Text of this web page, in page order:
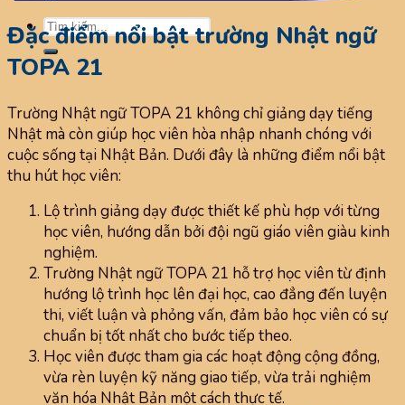
Đặc điểm nổi bật trường Nhật ngữ
TOPA 21
Trường Nhật ngữ TOPA 21 không chỉ giảng dạy tiếng
Nhật mà còn giúp học viên hòa nhập nhanh chóng với
cuộc sống tại Nhật Bản. Dưới đây là những điểm nổi bật
thu hút học viên:
Lộ trình giảng dạy được thiết kế phù hợp với từng
học viên, hướng dẫn bởi đội ngũ giáo viên giàu kinh
nghiệm.
Trường Nhật ngữ TOPA 21 hỗ trợ học viên từ định
hướng lộ trình học lên đại học, cao đẳng đến luyện
thi, viết luận và phỏng vấn, đảm bảo học viên có sự
chuẩn bị tốt nhất cho bước tiếp theo.
Học viên được tham gia các hoạt động cộng đồng,
vừa rèn luyện kỹ năng giao tiếp, vừa trải nghiệm
văn hóa Nhật Bản một cách thực tế.